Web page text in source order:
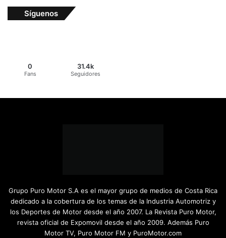
Síguenos
0
Fans
31.4k
Seguidores
Grupo Puro Motor S.A es el mayor grupo de medios de Costa Rica
dedicado a la cobertura de los temas de la Industria Automotriz y
los Deportes de Motor desde el año 2007. La Revista Puro Motor,
revista oficial de Expomovil desde el año 2009. Además Puro
Motor TV, Puro Motor FM y PuroMotor.com